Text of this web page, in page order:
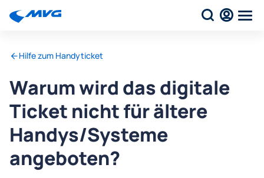
Hilfe zum Handyticket
Warum wird das digitale
Ticket nicht für ältere
Handys/Systeme
angeboten?